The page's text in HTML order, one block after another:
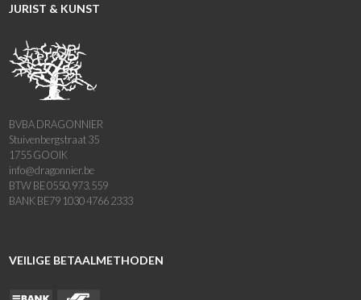
JURIST & KUNST
BVBA DRAGONNIER
Stuivenbergstraat 35
1755 GOOIK
info@dragonnier.be
BTW BE 0550.973.559
BANK BE79 1030 4766 2333
VEILIGE BETAALMETHODEN